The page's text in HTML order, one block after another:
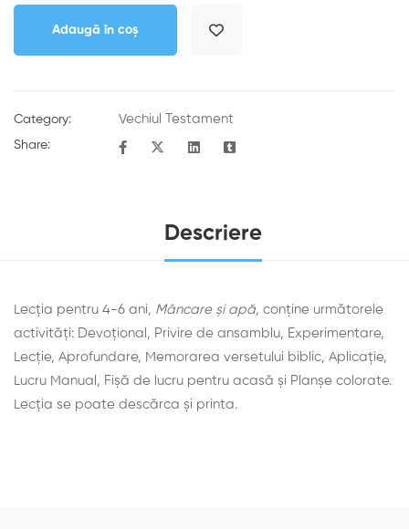
Adaugă în coș
Category: Vechiul Testament
Share:
Descriere
Lecția pentru 4-6 ani, Mâncare și apă, conține următorele
activități: Devoţional, Privire de ansamblu, Experimentare,
Lecţie, Aprofundare, Memorarea versetului biblic, Aplicaţie,
Lucru Manual, Fișă de lucru pentru acasă și Planșe colorate.
Lecţia se poate descărca şi printa.